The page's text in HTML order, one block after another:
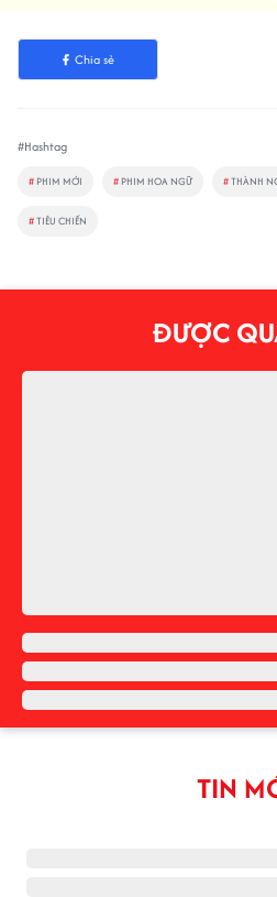
Chia sẻ
#Hashtag
# PHIM MỚI # PHIM HOA NGỮ #THÀNH
#TIÊU CHIẾN
ĐƯỢC
TIN